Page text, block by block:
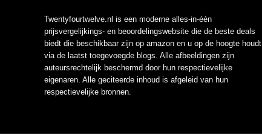
Twentyfourtwelve.nl is een moderne alles-in-één
prijsvergelijkings- en beoordelingswebsite die de beste deals
biedt die beschikbaar zijn op amazon en u op de hoogte houdt
via de laatst toegevoegde blogs. Alle afbeeldingen zijn
auteursrechtelijk beschermd door hun respectievelijke
eigenaren. Alle geciteerde inhoud is afgeleid van hun
respectievelijke bronnen.